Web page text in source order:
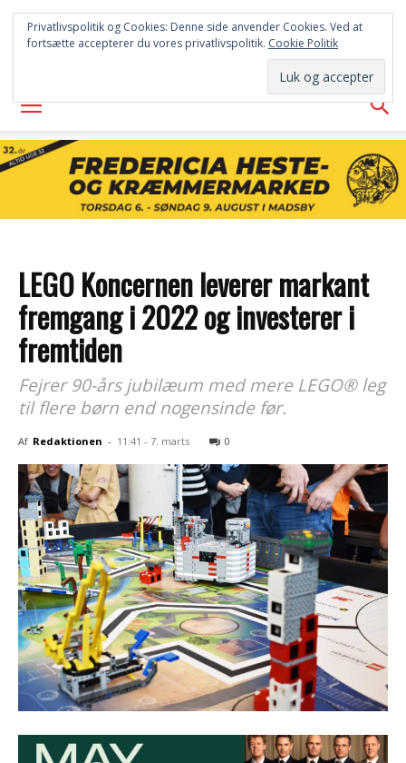
FREDERICIA
AVISEN
LEGO Koncernen leverer markant
fremgang i 2022 og investerer i
fremtiden
Fejrer 90-års jubilæum med mere LEGO® leg
til flere børn end nogensinde før.
Af Redaktionen - 11:41 - 7. marts 0
Privatlivspolitik og Cookies: Denne side anvender Cookies. Ved at
fortsætte accepterer du vores privatlivspolitik. Cookie Politik